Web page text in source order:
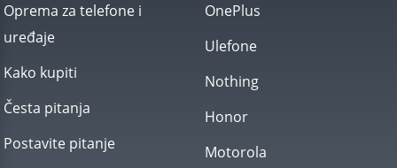
Oprema za telefone i
uređaje
Kako kupiti
Česta pitanja
Postavite pitanje
OnePlus
Ulefone
Nothing
Honor
Motorola